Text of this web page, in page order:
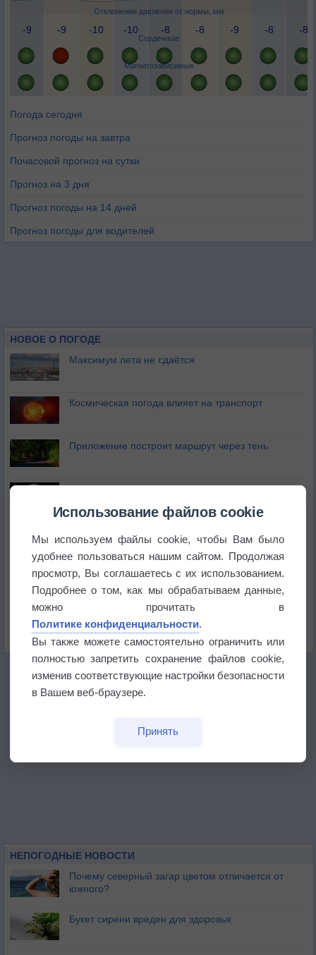
Отклонение давления от нормы, мм
Сердечные
Магнитозависимые
-9 -9 -10 -10 -8 -8 -9 -8 -8
Погода сегодня
Прогноз погоды на завтра
Почасовой прогноз на сутки
Прогноз на 3 дня
Прогноз погоды на 14 дней
Прогноз погоды для водителей
НОВОЕ О ПОГОДЕ
Максимум лета не сдаётся
Космическая погода влияет на транспорт
Приложение построит маршрут через тень
Атмосфера начала замерзать
Изменение климата повлияло на ареал обитания
бабочек
Погода в Екатеринбурге 6 августа
НЕПОГОДНЫЕ НОВОСТИ
Почему северный загар цветом отличается от
южного?
Букет сирени вреден для здоровья
Использование файлов cookie
Мы используем файлы cookie, чтобы Вам было
удобнее пользоваться нашим сайтом. Продолжая
просмотр, Вы соглашаетесь с их использованием.
Подробнее о том, как мы обрабатываем данные,
можно прочитать в
Политике конфиденциальности.
Вы также можете самостоятельно ограничить или
полностью запретить сохранение файлов cookie,
изменив соответствующие настройки безопасности
в Вашем веб-браузере.
Принять